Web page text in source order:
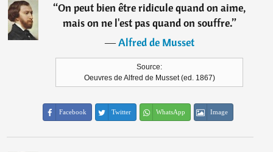
“On peut bien être ridicule quand on aime,
mais on ne l'est pas quand on souffre.”
―Alfred de Musset
Source:
Oeuvres de Alfred de Musset (ed. 1867)
Facebook Twitter WhatsApp Image